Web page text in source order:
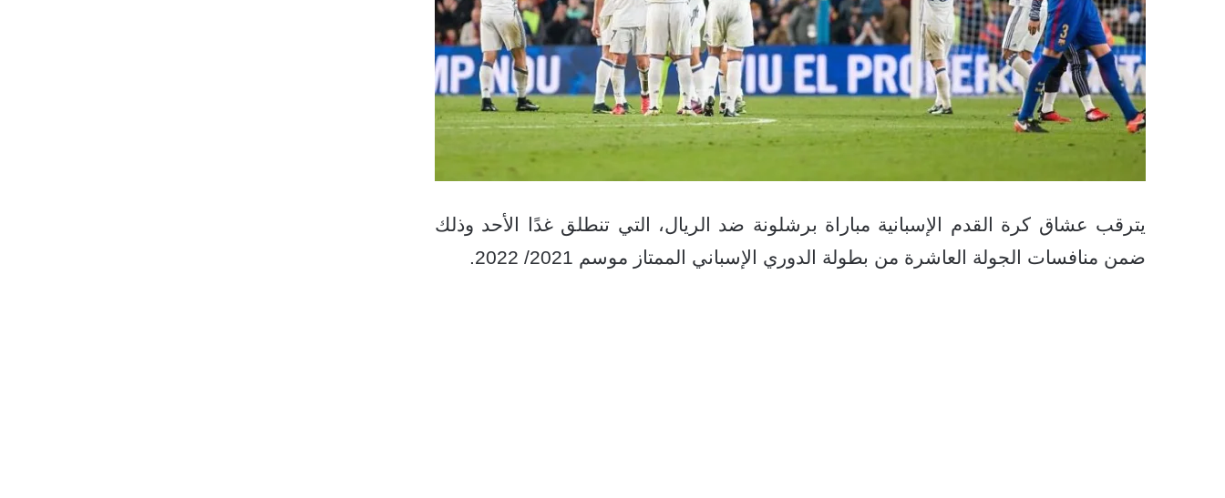
يترقب عشاق كرة القدم الإسبانية مباراة برشلونة ضد الريال، التي تنطلق غدًا الأحد وذلك
ضمن منافسات الجولة العاشرة من بطولة الدوري الإسباني الممتاز موسم 2021/ 2022.